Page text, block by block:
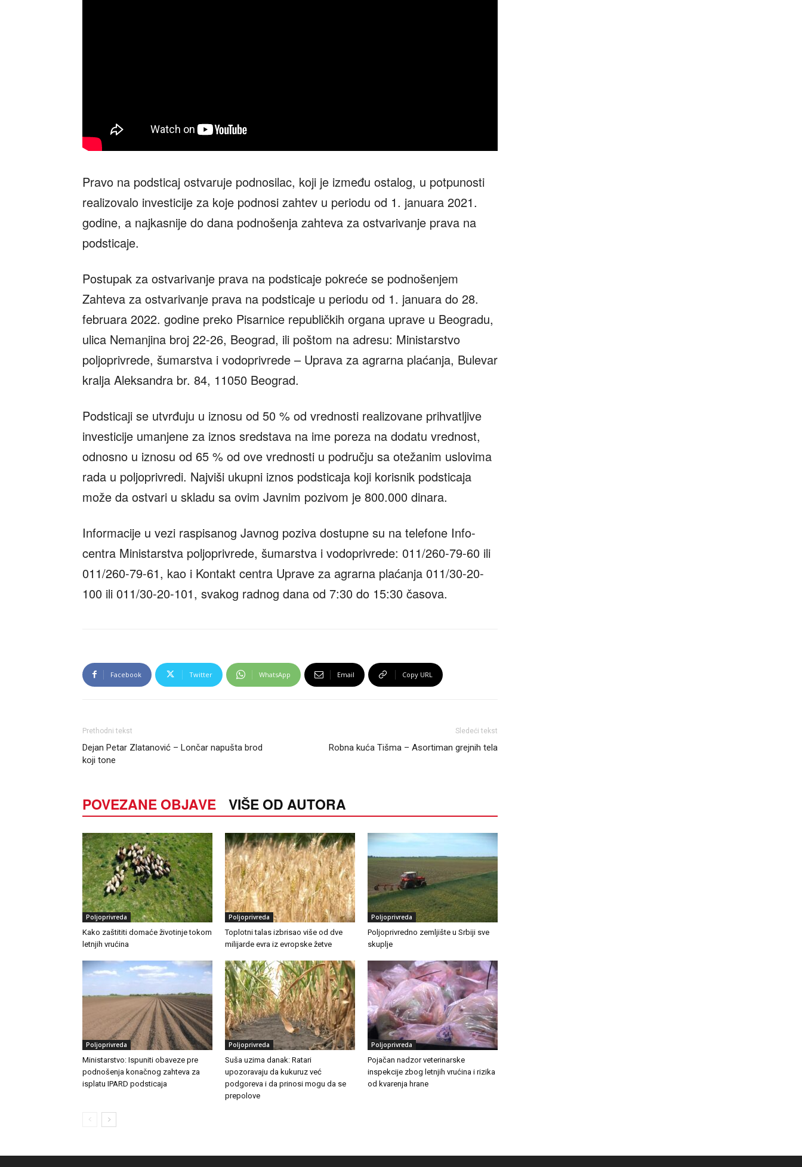
Pravo na podsticaj ostvaruje podnosilac, koji je između ostalog, u potpunosti
realizovalo investicije za koje podnosi zahtev u periodu od 1. januara 2021.
godine, a najkasnije do dana podnošenja zahteva za ostvarivanje prava na
podsticaje.
Postupak za ostvarivanje prava na podsticaje pokreće se podnošenjem
Zahteva za ostvarivanje prava na podsticaje u periodu od 1. januara do 28.
februara 2022. godine preko Pisarnice republičkih organa uprave u Beogradu,
ulica Nemanjina broj 22-26, Beograd, ili poštom na adresu: Ministarstvo
poljoprivrede, šumarstva i vodoprivrede – Uprava za agrarna plaćanja, Bulevar
kralja Aleksandra br. 84, 11050 Beograd.
Podsticaji se utvrđuju u iznosu od 50 % od vrednosti realizovane prihvatljive
investicije umanjene za iznos sredstava na ime poreza na dodatu vrednost,
odnosno u iznosu od 65 % od ove vrednosti u području sa otežanim uslovima
rada u poljoprivredi. Najviši ukupni iznos podsticaja koji korisnik podsticaja
može da ostvari u skladu sa ovim Javnim pozivom je 800.000 dinara.
Informacije u vezi raspisanog Javnog poziva dostupne su na telefone Info-
centra Ministarstva poljoprivrede, šumarstva i vodoprivrede: 011/260-79-60 ili
011/260-79-61, kao i Kontakt centra Uprave za agrarna plaćanja 011/30-20-
100 ili 011/30-20-101, svakog radnog dana od 7:30 do 15:30 časova.
Facebook Twitter WhatsApp Email Copy URL
Prethodni tekst
Dejan Petar Zlatanović – Lončar napušta brod
koji tone
Sledeći tekst
Robna kuća Tišma – Asortiman grejnih tela
POVEZANE OBJAVE VIŠE OD AUTORA
Poljoprivreda
Kako zaštititi domaće životinje tokom
letnjih vrućina
Poljoprivreda
Toplotni talas izbrisao više od dve
milijarde evra iz evropske žetve
Poljoprivreda
Poljoprivredno zemljište u Srbiji sve
skuplje
Poljoprivreda
Ministarstvo: Ispuniti obaveze pre
podnošenja konačnog zahteva za
isplatu IPARD podsticaja
Poljoprivreda
Suša uzima danak: Ratari
upozoravaju da kukuruz već
podgoreva i da prinosi mogu da se
prepolove
Poljoprivreda
Pojačan nadzor veterinarske
inspekcije zbog letnjih vrućina i rizika
od kvarenja hrane